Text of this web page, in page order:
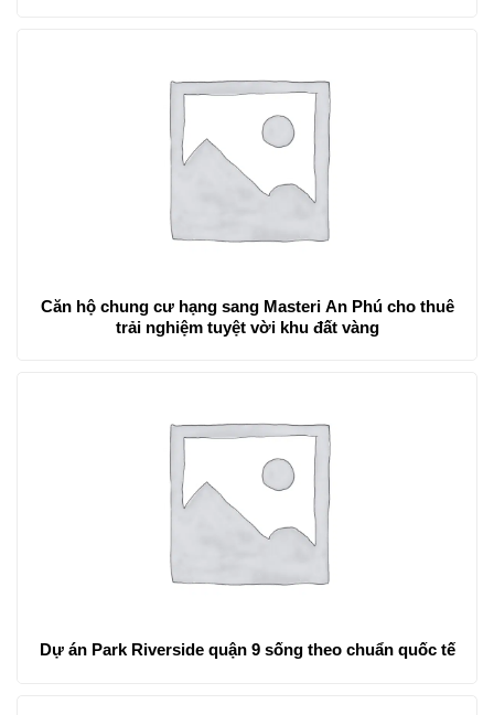
Căn hộ chung cư hạng sang Masteri An Phú cho thuê
trải nghiệm tuyệt vời khu đất vàng
Dự án Park Riverside quận 9 sống theo chuẩn quốc tế